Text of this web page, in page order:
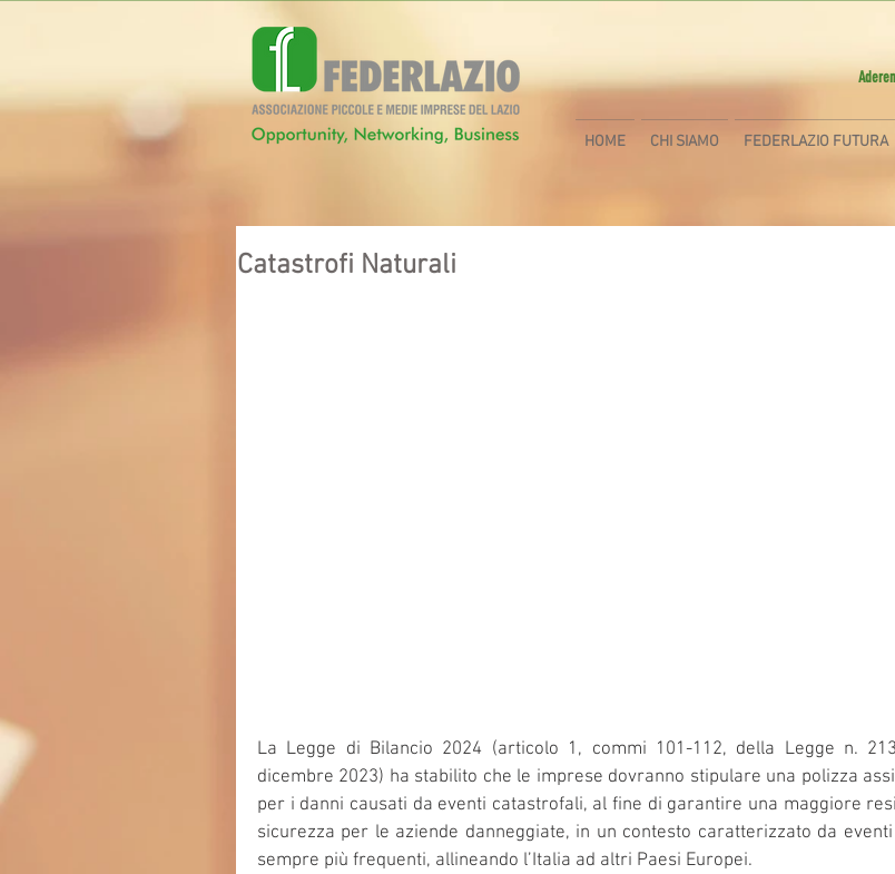
HOME CHI SIAMO FEDERLAZIO FUTURA
Catastrofi Naturali
La Legge di Bilancio 2024 (articolo 1, commi 101-112, della Legge n.
dicembre 2023) ha stabilito che le imprese dovranno stipulare una polizza
per i danni causati da eventi catastrofali, al fine di garantire una maggiore
sicurezza per le aziende danneggiate, in un contesto caratterizzato da
sempre più frequenti, allineando l’Italia ad altri Paesi Europei.